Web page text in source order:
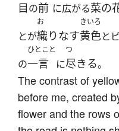
目の前 に広がる菜の
とが
お
織りなす
きいろ
黄色と
の
ひとこと
一言 に
つ
尽きる。
The contrast of
before me, created
flower and the rows